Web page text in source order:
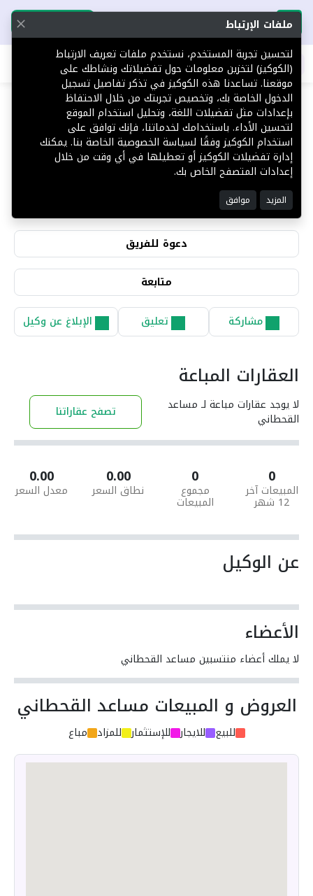
تحميل التطبيق تحميل التطبيق
اطلب عقارك
مساعد القحطاني
0
التقييمات
دعوة للفريق
متابعة
مشاركة تعليق الإبلاغ عن وكيل
العقارات المباعة
لا يوجد عقارات مباعة لـ مساعد
القحطاني تصفح عقاراتنا
0
المبيعات آخر
12 شهر
0
مجموع
المبيعات
0.00
نطاق السعر
0.00
معدل السعر
عن الوكيل
الأعضاء
لا يملك أعضاء منتسبين مساعد القحطاني
العروض و المبيعات مساعد القحطاني
للبيع للايجار للإستثمار للمزاد مباع
ملفات الإرتباط
لتحسين تجربة المستخدم، نستخدم ملفات تعريف الارتباط
(الكوكيز) لتخزين معلومات حول تفضيلاتك ونشاطك على
موقعنا. تساعدنا هذه الكوكيز في تذكر تفاصيل تسجيل
الدخول الخاصة بك، وتخصيص تجربتك من خلال الاحتفاظ
بإعدادات مثل تفضيلات اللغة، وتحليل استخدام الموقع
لتحسين الأداء. باستخدامك لخدماتنا، فإنك توافق على
استخدام الكوكيز وفقًا لسياسة الخصوصية الخاصة بنا. يمكنك
إدارة تفضيلات الكوكيز أو تعطيلها في أي وقت من خلال
إعدادات المتصفح الخاص بك.
المزيد موافق